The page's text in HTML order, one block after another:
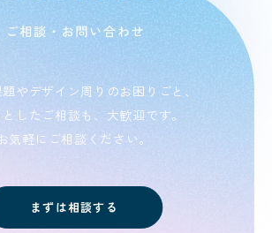
やデザイン周りのお困りごと、
したご相談も、大歓迎です。
気軽にご相談ください。
まずは相談する